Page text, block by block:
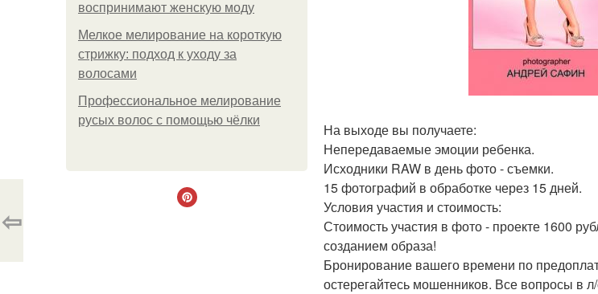
воспринимают женскую моду
Мелкое мелирование на короткую
стрижку: подход к уходу за
волосами
Профессиональное мелирование
русых волос с помощью чёлки
На выходе вы получаете:
Непередаваемые эмоции ребенка.
Исходники RAW в день фото - съемки.
15 фотографий в обработке через 15 дней.
Условия участия и стоимость:
Стоимость участия в фото - проекте 1600
созданием образа!
Бронирование вашего времени по
остерегайтесь мошенников. Все вопросы в
⇦